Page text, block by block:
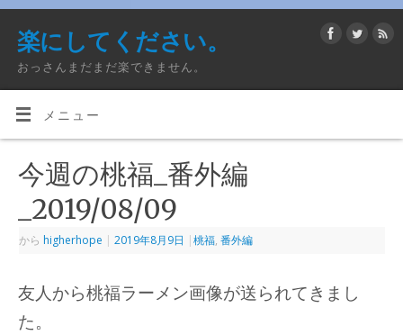
楽にしてください。
おっさんまだまだ楽できません。
メニュー
今週の桃福_番外編
_2019/08/09
から higherhope | 2019年8月9日 |桃福,番外編
友人から桃福ラーメン画像が送られてきまし
た。